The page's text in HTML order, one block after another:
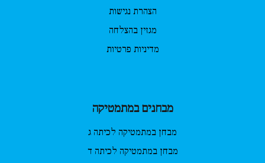
הצהרת נגישות
מגזין בהצלחה
מדיניות פרטיות
מבחנים במתמטיקה
מבחן במתמטיקה לכיתה ג
מבחן במתמטיקה לכיתה ד